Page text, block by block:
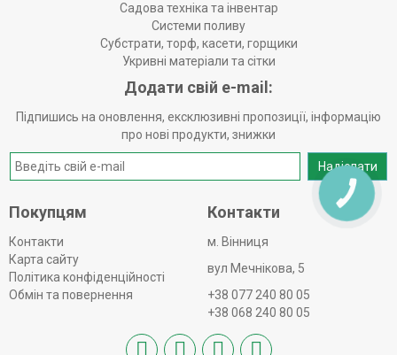
Садова техніка та інвентар
Системи поливу
Субстрати, торф, касети, горщики
Укривні матеріали та сітки
Додати свій e-mail:
Підпишись на оновлення, ексклюзивні пропозиції, інформацію
про нові продукти, знижки
Надіслати
Покупцям
Контакти
Карта сайту
Політика конфіденційності
Обмін та повернення
Контакти
м. Вінниця
вул Мечнікова, 5
+38 077 240 80 05
+38 068 240 80 05
КНОПКА
ЗВ'ЯЗКУ